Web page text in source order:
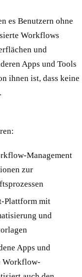
es Benutzern ohne
Workflows
und
Apps und Tools
ihnen ist, dass keine
Management
zur
Plattform mit
und
Apps und
Workflow-